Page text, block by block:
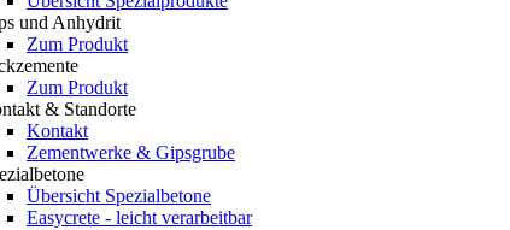
und Anhydrit
Zum Produkt
Zum Produkt
& Standorte
Kontakt
Zementwerke & Gipsgrube
Übersicht Spezialbetone
Easycrete - leicht verarbeitbar